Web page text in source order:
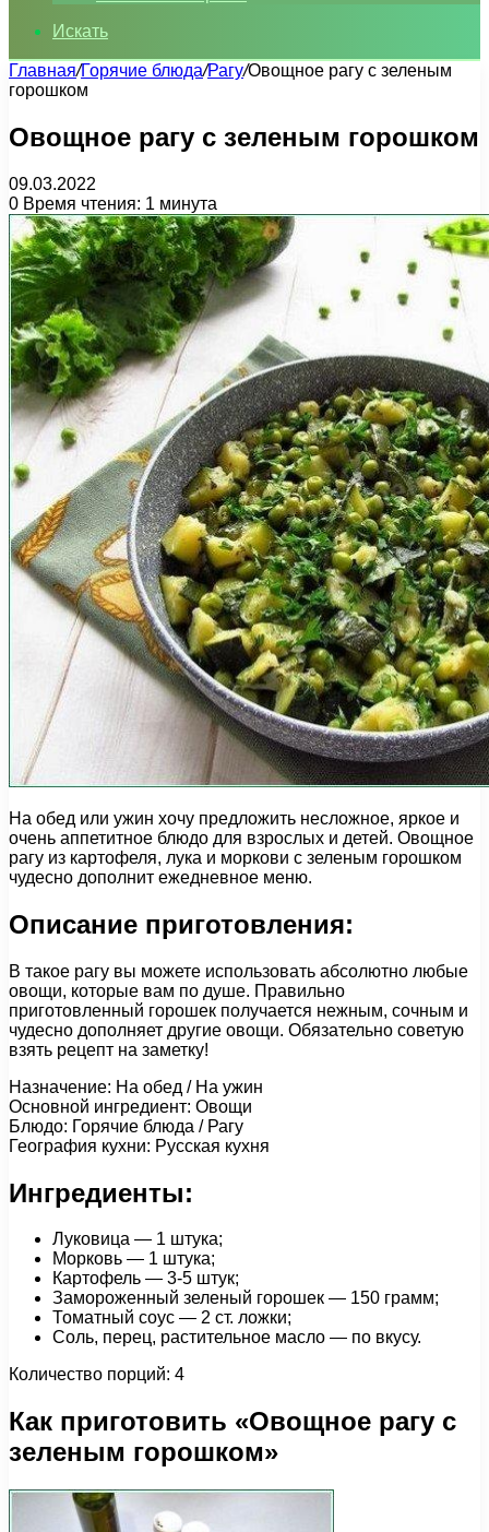
Искать
Главная/Горячие блюда/Рагу/Овощное рагу с зеленым
горошком
Овощное рагу с зеленым горошком
09.03.2022
0 Время чтения: 1 минута
На обед или ужин хочу предложить несложное, яркое и
очень аппетитное блюдо для взрослых и детей. Овощное
рагу из картофеля, лука и моркови с зеленым горошком
чудесно дополнит ежедневное меню.
Описание приготовления:
В такое рагу вы можете использовать абсолютно любые
овощи, которые вам по душе. Правильно
приготовленный горошек получается нежным, сочным и
чудесно дополняет другие овощи. Обязательно советую
взять рецепт на заметку!
Назначение: На обед / На ужин
Основной ингредиент: Овощи
Блюдо: Горячие блюда / Рагу
География кухни: Русская кухня
Ингредиенты:
Луковица — 1 штука;
Морковь — 1 штука;
Картофель — 3-5 штук;
Замороженный зеленый горошек — 150 грамм;
Томатный соус — 2 ст. ложки;
Соль, перец, растительное масло — по вкусу.
Количество порций: 4
Как приготовить «Овощное рагу с
зеленым горошком»